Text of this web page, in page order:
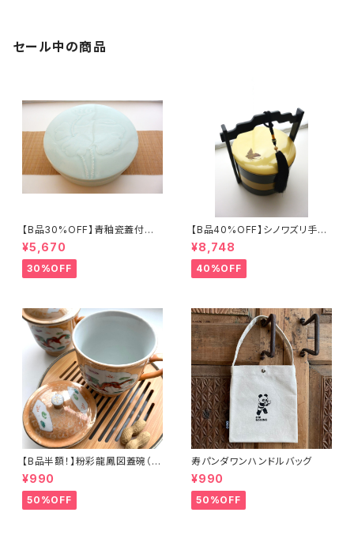
セール中の商品
【B品30%OFF】青釉瓷蓋付盒
（蓮の実）
¥5,670
30%OFF
【B品40%OFF】シノワズリ手提
げ三段重「バタフライ」
¥8,748
40%OFF
【B品半額！】粉彩龍鳳図蓋碗（8
0年代景徳鎮デッドストック）
¥990
50%OFF
寿パンダワンハンドルバッグ
¥990
50%OFF